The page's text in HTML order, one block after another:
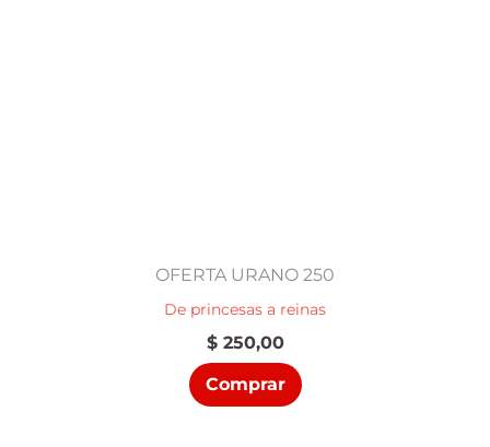
OFERTA URANO 250
De princesas a reinas
$250,00
Comprar